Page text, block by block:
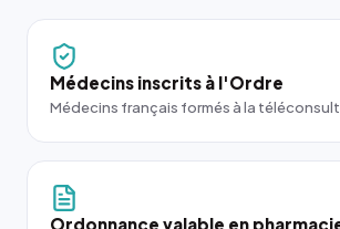
Médecins inscrits à l'Ordre
Médecins français formés à la
Ordonnance valable en